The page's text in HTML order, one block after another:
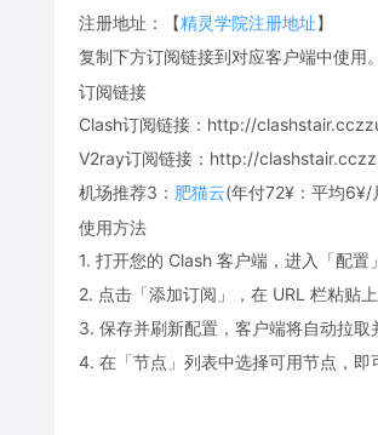
注册地址：【精灵学院注册地址】
复制下方订阅链接到对应客户端中使用。
订阅链接
Clash订阅链接：http://
V2ray订阅链接：http://
机场推荐3： 肥猫云(年付72¥：平均6¥/
使用方法
1. 打开您的 Clash 客户端，进入「配置
2. 点击「添加订阅」，在 URL 栏粘贴上
3. 保存并刷新配置，客户端将自动拉取
4. 在「节点」列表中选择可用节点，即